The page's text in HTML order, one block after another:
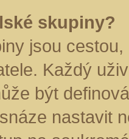
skupiny?
jsou
Každý
být
nastavit